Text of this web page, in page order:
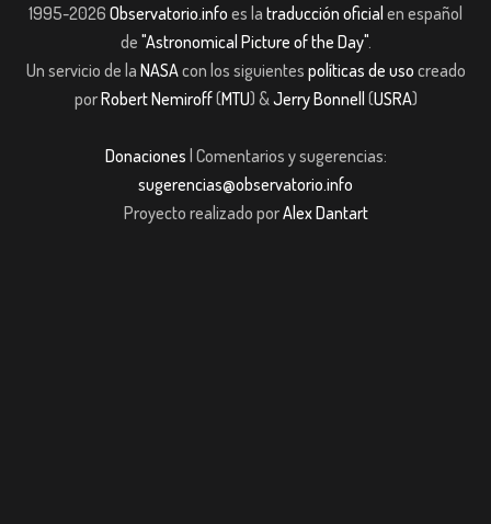
1995-2026 Observatorio.info es la traducción oficial en español
de "Astronomical Picture of the Day".
Un servicio de la NASAcon los siguientes políticas de uso creado
porRobert Nemiroff(MTU) &Jerry Bonnell (USRA)
Donaciones | Comentarios y sugerencias:
sugerencias@observatorio.info
Proyecto realizado porAlex Dantart